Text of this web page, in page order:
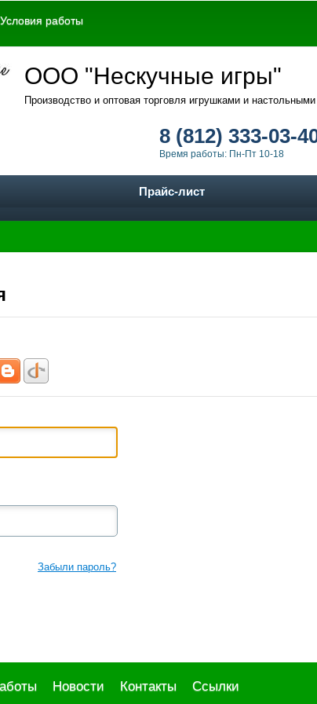
Условия работы
ООО "Нескучные игры"
Производство и оптовая торговля игрушками и
8 (812) 333-03-
Время работы: Пн-Пт 10-18
Прайс-лист
Забыли пароль?
Новости Контакты Ссылки